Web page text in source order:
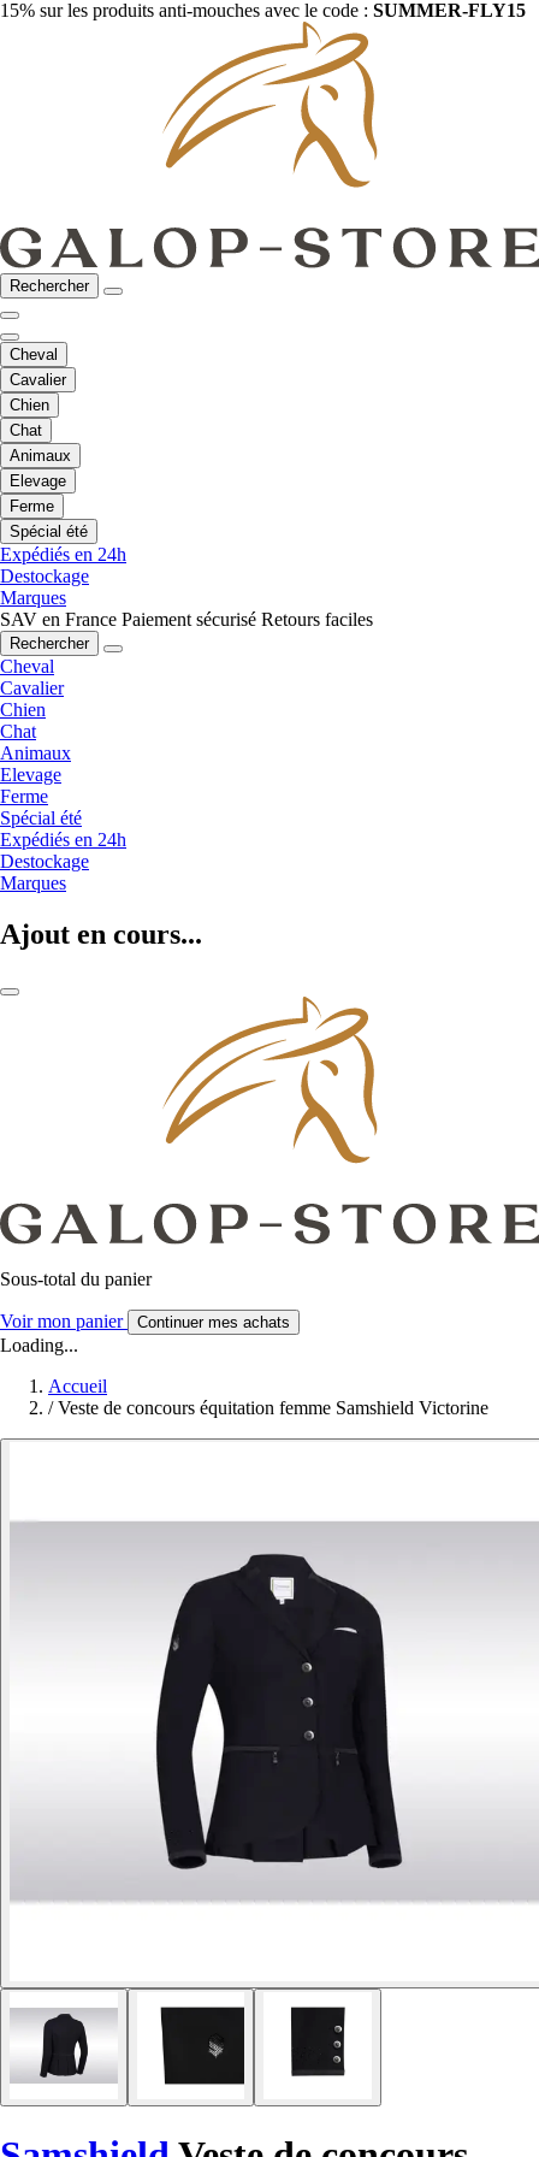
15% sur les produits anti-mouches avec le code : SUMMER-FLY15
Rechercher
Cheval
Cavalier
Chien
Chat
Animaux
Elevage
Ferme
Spécial été
Expédiés en 24h
Destockage
Marques
SAV en France Paiement sécurisé Retours faciles
Rechercher
Cheval
Cavalier
Chien
Chat
Animaux
Elevage
Ferme
Spécial été
Expédiés en 24h
Destockage
Marques
Ajout en cours...
Sous-total du panier
Voir mon panier Continuer mes achats
Loading...
Accueil
/ Veste de concours équitation femme Samshield Victorine